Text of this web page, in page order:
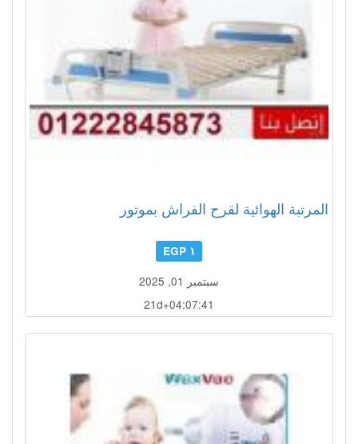
المرتبة الهوائية لقرح الفراش بموتور
١ EGP
سبتمبر 01, 2025
21d+04:07:38